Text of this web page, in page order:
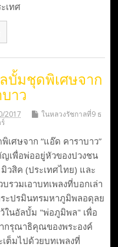
เทศ
บั้มชุดพิเศษจาก
าว
2017
ในหลวงรัชกาลที่9 ธ
เศษจาก “แอ๊ด คาราบาว”
ญเพื่อพ่ออยู่หัวของปวงชน
วสิค (ประเทศไทย) และ
รวมเอาบทเพลงที่บอกเล่า
ะปรมินทรมหาภูมิพลอดุลย
ในอัลบั้ม "พ่อภูมิพล" เพื่อ
กรุณาธิคุณของพระองค์
ต็มไปด้วยบทเพลงที่